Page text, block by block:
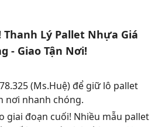
Thanh Lý Pallet Nhựa Giá
- Giao Tận Nơi!
(Ms.Huệ) để giữ lô pallet
nơi nhanh chóng.
giai đoạn cuối! Nhiều mẫu pallet